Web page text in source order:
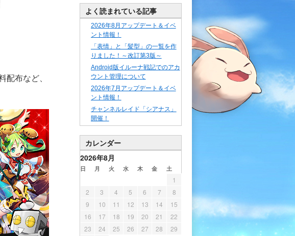
配布など、
よく読まれている記事
2026年8月アップデート＆イベ
ント情報！
「表情」と「髪型」の一覧を作
りました！～改訂第3版～
Android版イルーナ戦記でのアカ
ウント管理について
2026年7月アップデート＆イベ
ント情報！
チャンネルレイド「シアナス」
開催！
カレンダー
2026年8月
日 月 火 水 木 金 土
1
2
3 4 5 6 7
8
9
10 11 12 13 14
15
16
17 18 19 20 21
22
23
24 25 26 27 28
29